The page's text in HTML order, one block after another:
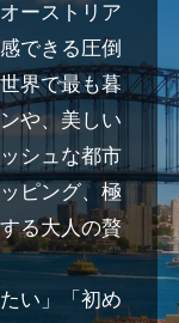
ーストリア
できる圧倒
界で最も暮
や、美しい
シュな都市
ピング、極
る大人の贅
い」「初め